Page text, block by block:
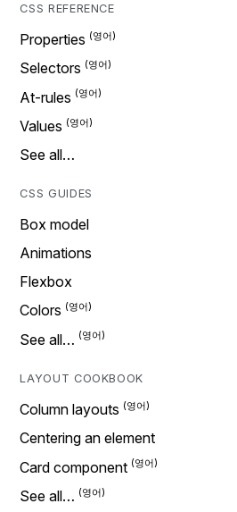
CSS REFERENCE
Properties
Selectors
At-rules
Values
See all…
CSS GUIDES
Box model
Animations
Flexbox
Colors
See all…
LAYOUT COOKBOOK
Column layouts
Centering an element
Card component
See all…